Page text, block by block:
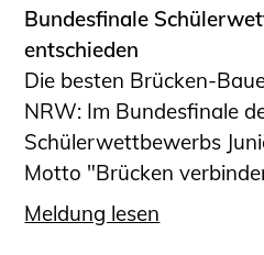
Bundesfinale
entschieden
Die besten Brücken-
NRW: Im Bundesfinale
Schülerwettbewerbs
Motto "Brücken
Meldung lesen